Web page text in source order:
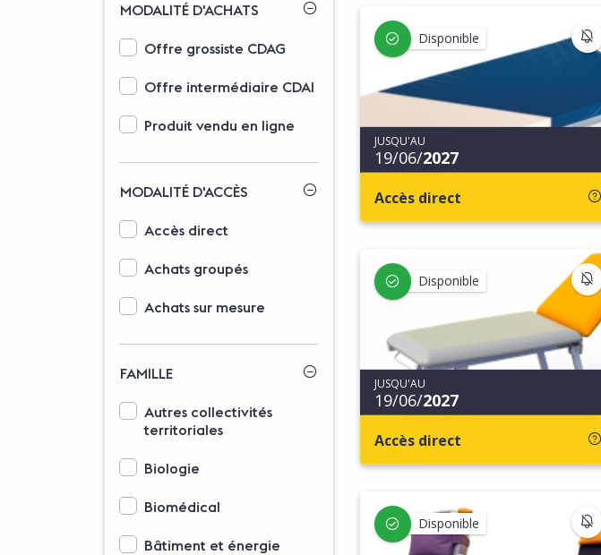
MODALITÉ D'ACHATS
Options d'affichage des typologies
Offre grossiste CDAG
Offre intermédiaire CDAI
Produit vendu en ligne
MODALITÉ D'ACCÈS
Options d'affichage des modalités d'accès
Accès direct
Achats groupés
Achats sur mesure
FAMILLE
Options d'affichage des familles
Autres collectivités
territoriales
Biologie
Biomédical
Bâtiment et énergie
Disponible
JUSQU'AU
19/06/2027
Accès direct
Disponible
JUSQU'AU
19/06/2027
Accès direct
Disponible